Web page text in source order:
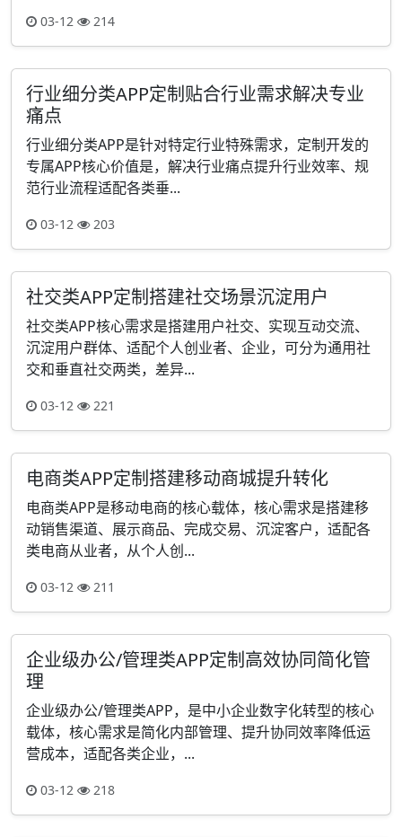
03-12 214
行业细分类APP定制贴合行业需求解决专业
痛点
行业细分类APP是针对特定行业特殊需求，定制开发的
专属APP核心价值是，解决行业痛点提升行业效率、规
范行业流程适配各类垂...
03-12 203
社交类APP定制搭建社交场景沉淀用户
社交类APP核心需求是搭建用户社交、实现互动交流、
沉淀用户群体、适配个人创业者、企业，可分为通用社
交和垂直社交两类，差异...
03-12 221
电商类APP定制搭建移动商城提升转化
电商类APP是移动电商的核心载体，核心需求是搭建移
动销售渠道、展示商品、完成交易、沉淀客户，适配各
类电商从业者，从个人创...
03-12 211
企业级办公/管理类APP定制高效协同简化管
理
企业级办公/管理类APP，是中小企业数字化转型的核心
载体，核心需求是简化内部管理、提升协同效率降低运
营成本，适配各类企业，...
03-12 218